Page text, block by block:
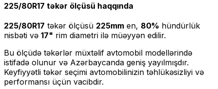
225/80R17 təkər ölçüsü haqqında
225/80R17 təkər ölçüsü 225mm en, 80% hündürlük
nisbəti və 17" rim diametri ilə müəyyən edilir.
Bu ölçüdə təkərlər müxtəlif avtomobil modellərində
istifadə olunur və Azərbaycanda geniş yayılmışdır.
Keyfiyyətli təkər seçimi avtomobilinizin təhlükəsizliyi və
performansı üçün vacibdir.